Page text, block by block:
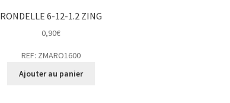
RONDELLE 6-12-1.2 ZING
0,90€
REF: ZMARO1600
Ajouter au panier